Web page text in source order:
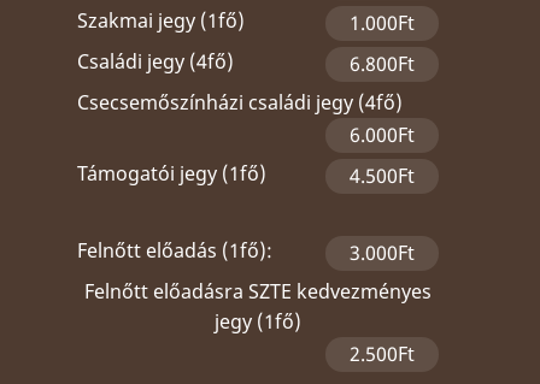
Szakmai jegy (1fő)
1.000Ft
Családi jegy (4fő)
6.800Ft
Csecsemőszínházi családi jegy (4fő)
6.000Ft
Támogatói jegy (1fő)
4.500Ft
Felnőtt előadás (1fő):
3.000Ft
Felnőtt előadásra SZTE kedvezményes
jegy (1fő)
2.500Ft